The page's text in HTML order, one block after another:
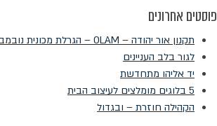
פוסטים אחרונים
תקנון אור יהודה – OLAM – הגרלת מכונית נובמבר 2025
לגור בלב העניינים
יד אליהו מתחדשת
5 בלוגים מומלצים לעיצוב הבית
הקהילה חוזרת – ובגדול